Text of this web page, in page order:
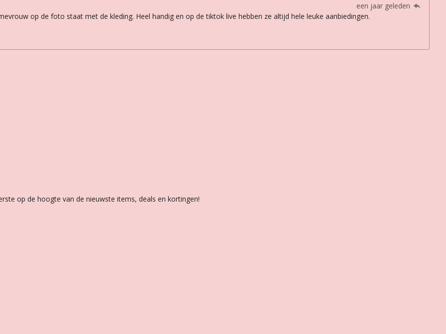
een jaar geleden
op de foto staat met de kleding. Heel handig en op de tiktok live hebben ze altijd hele leuke aanbiedingen.
op de hoogte van de nieuwste items, deals en kortingen!